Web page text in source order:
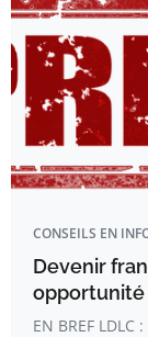
CONSEILS EN
Devenir
opportunité
EN BREF